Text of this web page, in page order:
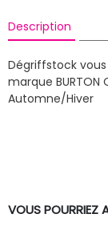
Description
Dégriffstock
marque BURTON
Automne/Hiver
VOUS POURRIEZ